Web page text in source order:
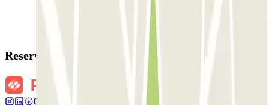
Reserveringsgegevens